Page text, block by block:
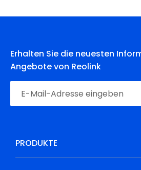
Erhalten Sie die neuesten
Angebote von Reolink
PRODUKTE